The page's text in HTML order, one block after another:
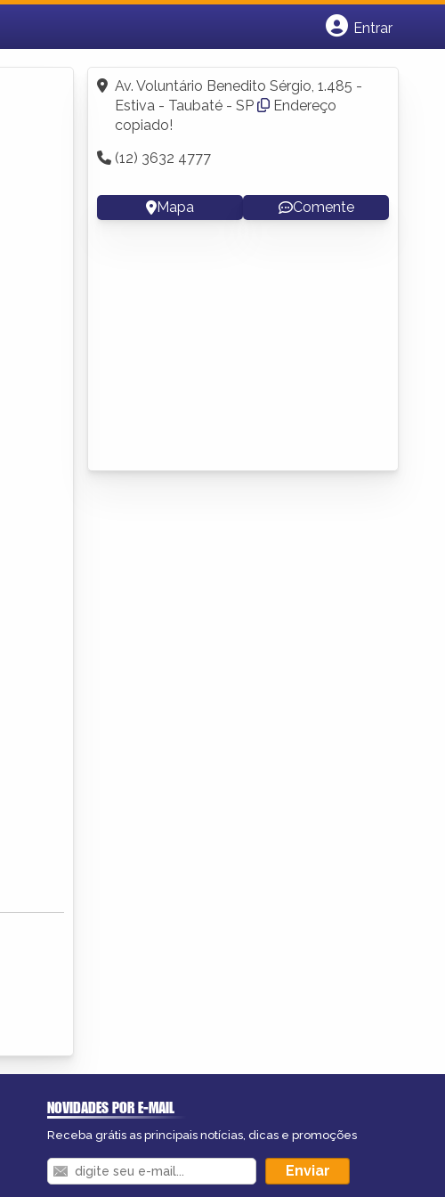
Entrar
Fazer login
Criar conta
Av. Voluntário Benedito Sérgio, 1.485 -
Estiva - Taubaté - SP
Endereço
copiado!
(12) 3632 4777
Mapa Comente
NOVIDADES POR E-MAIL
Receba grátis as principais notícias, dicas e promoções